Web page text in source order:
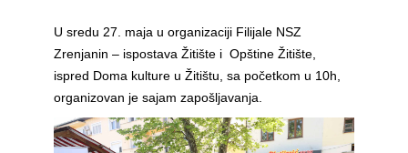
U sredu 27. maja u organizaciji Filijale NSZ
Zrenjanin – ispostava Žitište i Opštine Žitište,
ispred Doma kulture u Žitištu, sa početkom u 10h,
organizovan je sajam zapošljavanja.